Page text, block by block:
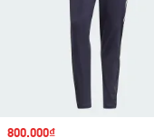
Sale price
800.000₫